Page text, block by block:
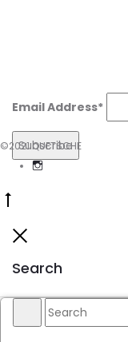
Email Address*
©2021 QUETSCHE
Instagram
to
Search